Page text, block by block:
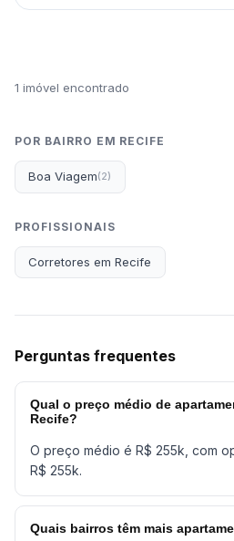
1 imóvel encontrado
POR BAIRRO EM RECIFE
Boa Viagem(2)
PROFISSIONAIS
Corretores em Recife
Perguntas frequentes
Qual o preço médio de
Recife?
O preço médio é R$ 255k, com
R$ 255k.
Quais bairros têm mais